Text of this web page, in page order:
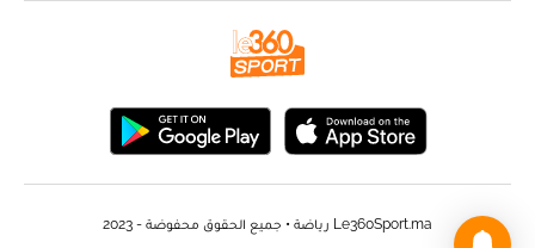
Le360Sport.ma رياضة • جميع الحقوق محفوضة - 2023